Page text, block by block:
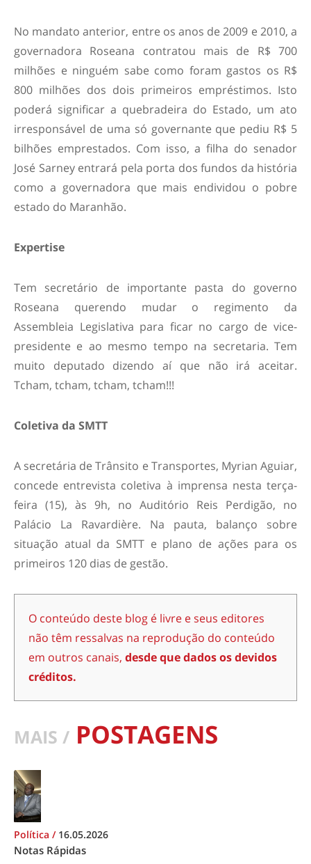
No mandato anterior, entre os anos de 2009 e 2010, a
governadora Roseana contratou mais de R$ 700
milhões e ninguém sabe como foram gastos os R$
800 milhões dos dois primeiros empréstimos. Isto
poderá significar a quebradeira do Estado, um ato
irresponsável de uma só governante que pediu R$ 5
bilhões emprestados. Com isso, a filha do senador
José Sarney entrará pela porta dos fundos da história
como a governadora que mais endividou o pobre
estado do Maranhão.
Expertise
Tem secretário de importante pasta do governo
Roseana querendo mudar o regimento da
Assembleia Legislativa para ficar no cargo de vice-
presidente e ao mesmo tempo na secretaria. Tem
muito deputado dizendo aí que não irá aceitar.
Tcham, tcham, tcham, tcham!!!
Coletiva da SMTT
A secretária de Trânsito e Transportes, Myrian Aguiar,
concede entrevista coletiva à imprensa nesta terça-
feira (15), às 9h, no Auditório Reis Perdigão, no
Palácio La Ravardière. Na pauta, balanço sobre
situação atual da SMTT e plano de ações para os
primeiros 120 dias de gestão.
O conteúdo deste blog é livre e seus editores
não têm ressalvas na reprodução do conteúdo
em outros canais, desde que dados os devidos
créditos.
MAIS / POSTAGENS
Política / 16.05.2026
Notas Rápidas